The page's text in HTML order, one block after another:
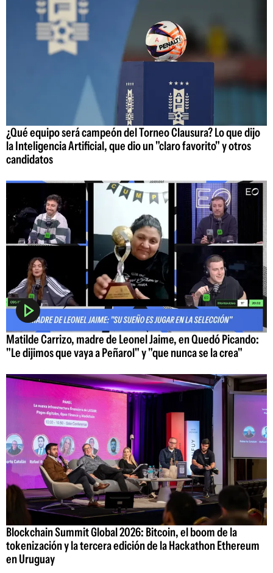
¿Qué equipo será campeón del Torneo Clausura? Lo que dijo
la Inteligencia Artificial, que dio un "claro favorito" y otros
candidatos
Matilde Carrizo, madre de Leonel Jaime, en Quedó Picando:
"Le dijimos que vaya a Peñarol" y "que nunca se la crea"
Blockchain Summit Global 2026: Bitcoin, el boom de la
tokenización y la tercera edición de la Hackathon Ethereum
en Uruguay